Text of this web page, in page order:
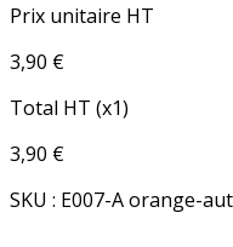
Prix unitaire HT
3,90 €
Total HT (x1)
3,90 €
SKU : E007-A orange-